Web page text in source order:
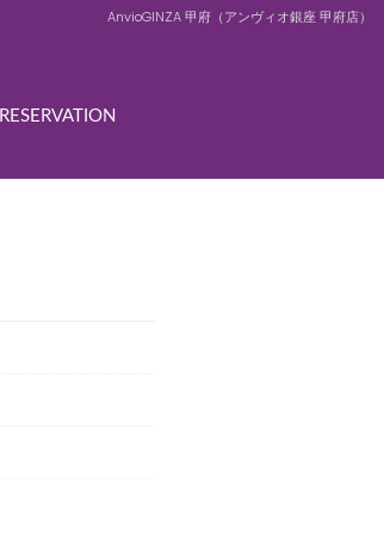
AnvioGINZA 甲府（アンヴィオ銀座 甲府店）
RESERVATION